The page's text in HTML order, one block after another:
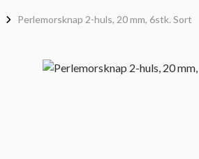
Perlemorsknap 2-huls, 20 mm, 6stk. Sort